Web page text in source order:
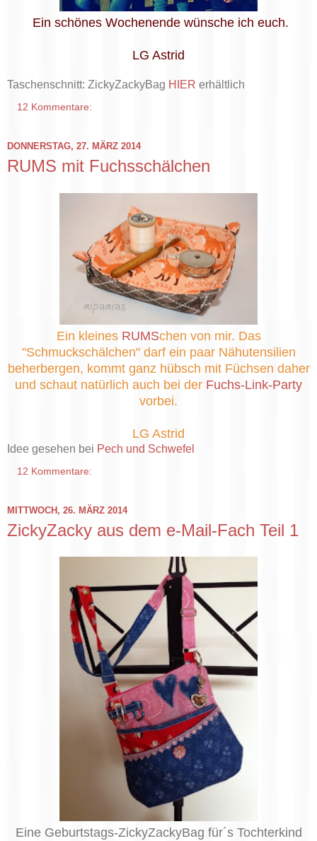
Ein schönes Wochenende wünsche ich euch.
LG Astrid
Taschenschnitt: ZickyZackyBag HIER erhältlich
12 Kommentare:
DONNERSTAG, 27. MÄRZ 2014
RUMS mit Fuchsschälchen
Ein kleines RUMSchen von mir. Das
"Schmuckschälchen" darf ein paar Nähutensilien
beherbergen, kommt ganz hübsch mit Füchsen daher
und schaut natürlich auch bei der Fuchs-Link-Party
vorbei.
LG Astrid
Idee gesehen bei Pech und Schwefel
12 Kommentare:
MITTWOCH, 26. MÄRZ 2014
ZickyZacky aus dem e-Mail-Fach Teil 1
Eine Geburtstags-ZickyZackyBag für´s Tochterkind